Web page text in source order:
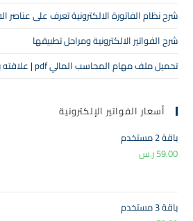
شرح نظام الفاتورة الالكترونية تعرف على عناصر
شرح الفواتير الالكترونية ومراحل تطبيقها
تحميل ملف مهام المحاسب المالي pdf | علاقته بالفاتورة الإلكترونية
أسعار الفواتير الإلكترونية
باقة 2 مستخدم
59.00ر.س
باقة 3 مستخدم